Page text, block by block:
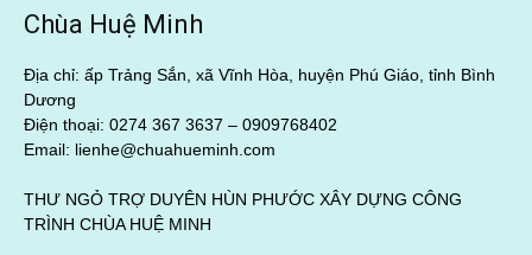
Chùa Huệ Minh
Địa chỉ: ấp Trảng Sắn, xã Vĩnh Hòa, huyện Phú Giáo, tỉnh Bình
Dương
Điện thoại: 0274 367 3637 – 0909768402
Email: lienhe@chuahueminh.com
THƯ NGỎ TRỢ DUYÊN HÙN PHƯỚC XÂY DỰNG CÔNG
TRÌNH CHÙA HUỆ MINH